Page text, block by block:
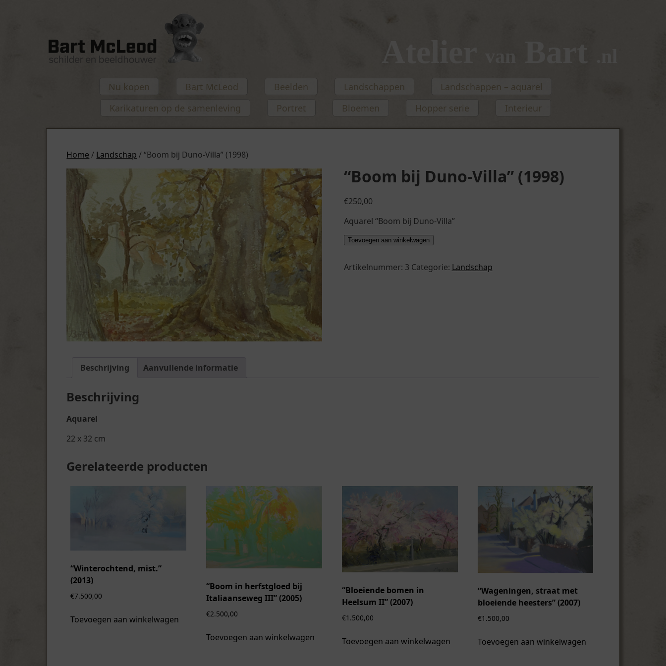
van
Nu kopen Bart McLeod Beelden Landschappen
Landschappen – aquarel
Karikaturen op de samenleving
Portret Bloemen Hopper serie Interieur
Home / Landschap / “Boom bij Duno-Villa” (1998)
“Boom bij Duno-Villa” (1998)
€250,00
Aquarel “Boom bij Duno-Villa”
"Boom
Duno-
Toevoegen aan winkelwagen
Artikelnummer: 3 Categorie: Landschap
Beschrijving Aanvullende informatie
Beschrijving
Aquarel
22 x 32 cm
Gerelateerde producten
“Winterochtend, mist.”
(2013)
€7.500,00
Toevoegen aan winkelwagen
“Boom in herfstgloed bij
Italiaanseweg III” (2005)
€2.500,00
Toevoegen aan winkelwagen
“Bloeiende bomen in
Heelsum II” (2007)
€1.500,00
Toevoegen aan winkelwagen
“Wageningen, straat met
bloeiende heesters” (2007)
€1.500,00
Toevoegen aan winkelwagen